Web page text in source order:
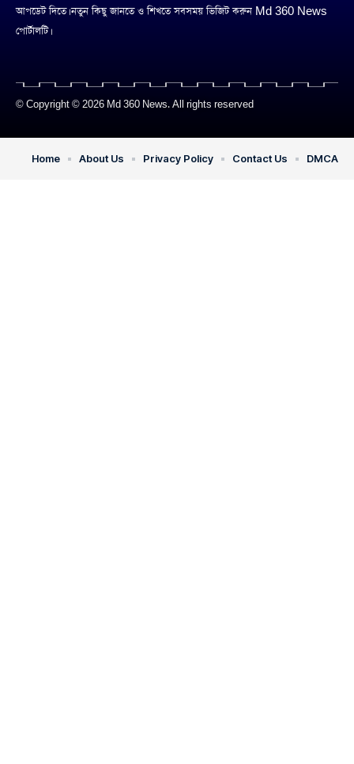
আপডেট দিতে। নতুন কিছু জানতে ও শিখতে সবসময় ভিজিট করুন Md 360 News
পোর্টালটি।
© Copyright © 2026 Md 360 News. All rights reserved
Home About Us Privacy Policy Contact Us DMCA